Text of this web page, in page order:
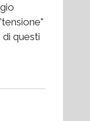
questi